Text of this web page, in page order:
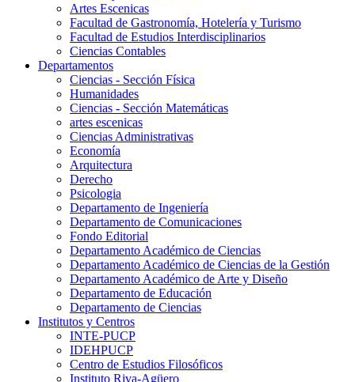
Artes Escenicas
Facultad de Gastronomía, Hotelería y Turismo
Facultad de Estudios Interdisciplinarios
Ciencias Contables
Departamentos
Ciencias - Sección Física
Humanidades
Ciencias - Sección Matemáticas
artes escenicas
Ciencias Administrativas
Economía
Arquitectura
Derecho
Psicologia
Departamento de Ingeniería
Departamento de Comunicaciones
Fondo Editorial
Departamento Académico de Ciencias
Departamento Académico de Ciencias de la Gestión
Departamento Académico de Arte y Diseño
Departamento de Educación
Departamento de Ciencias
Institutos y Centros
INTE-PUCP
IDEHPUCP
Centro de Estudios Filosóficos
Instituto Riva-Agüero